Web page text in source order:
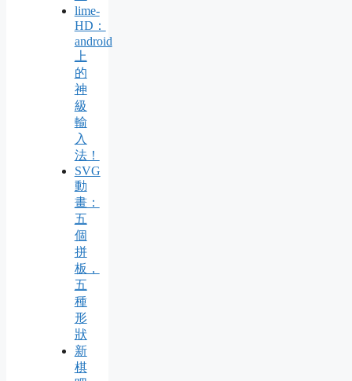
lime-
HD：
android
上
的
神
級
輸
入
法！
SVG
動
畫：
五
個
拼
板，
五
種
形
狀
新
棋